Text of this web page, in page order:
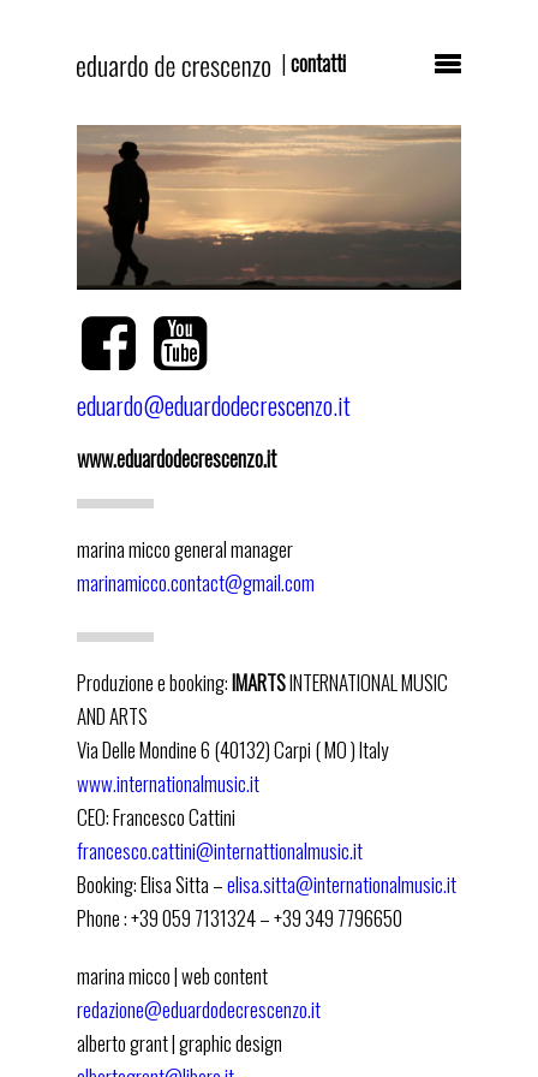
Hit enter to search or ESC to close
|contatti
eduardo@eduardodecrescenzo.it
www.eduardodecrescenzo.it
marina micco general manager
marinamicco.contact@gmail.com
Produzione e booking:IMARTSINTERNATIONAL MUSIC
AND ARTS
Via Delle Mondine 6 (40132) Carpi ( MO ) Italy
www.internationalmusic.it
CEO: Francesco Cattini
francesco.cattini@internattionalmusic.it
Booking: Elisa Sitta –elisa.sitta@internationalmusic.it
Phone : +39 059 7131324 – +39 349 7796650
marina micco | web content
redazione@eduardodecrescenzo.it
alberto grant | graphic design
BIOGRAFIA
VIDEO
RASSEGNA STAMPA
facebook-
square square
eduardo de crescenzo